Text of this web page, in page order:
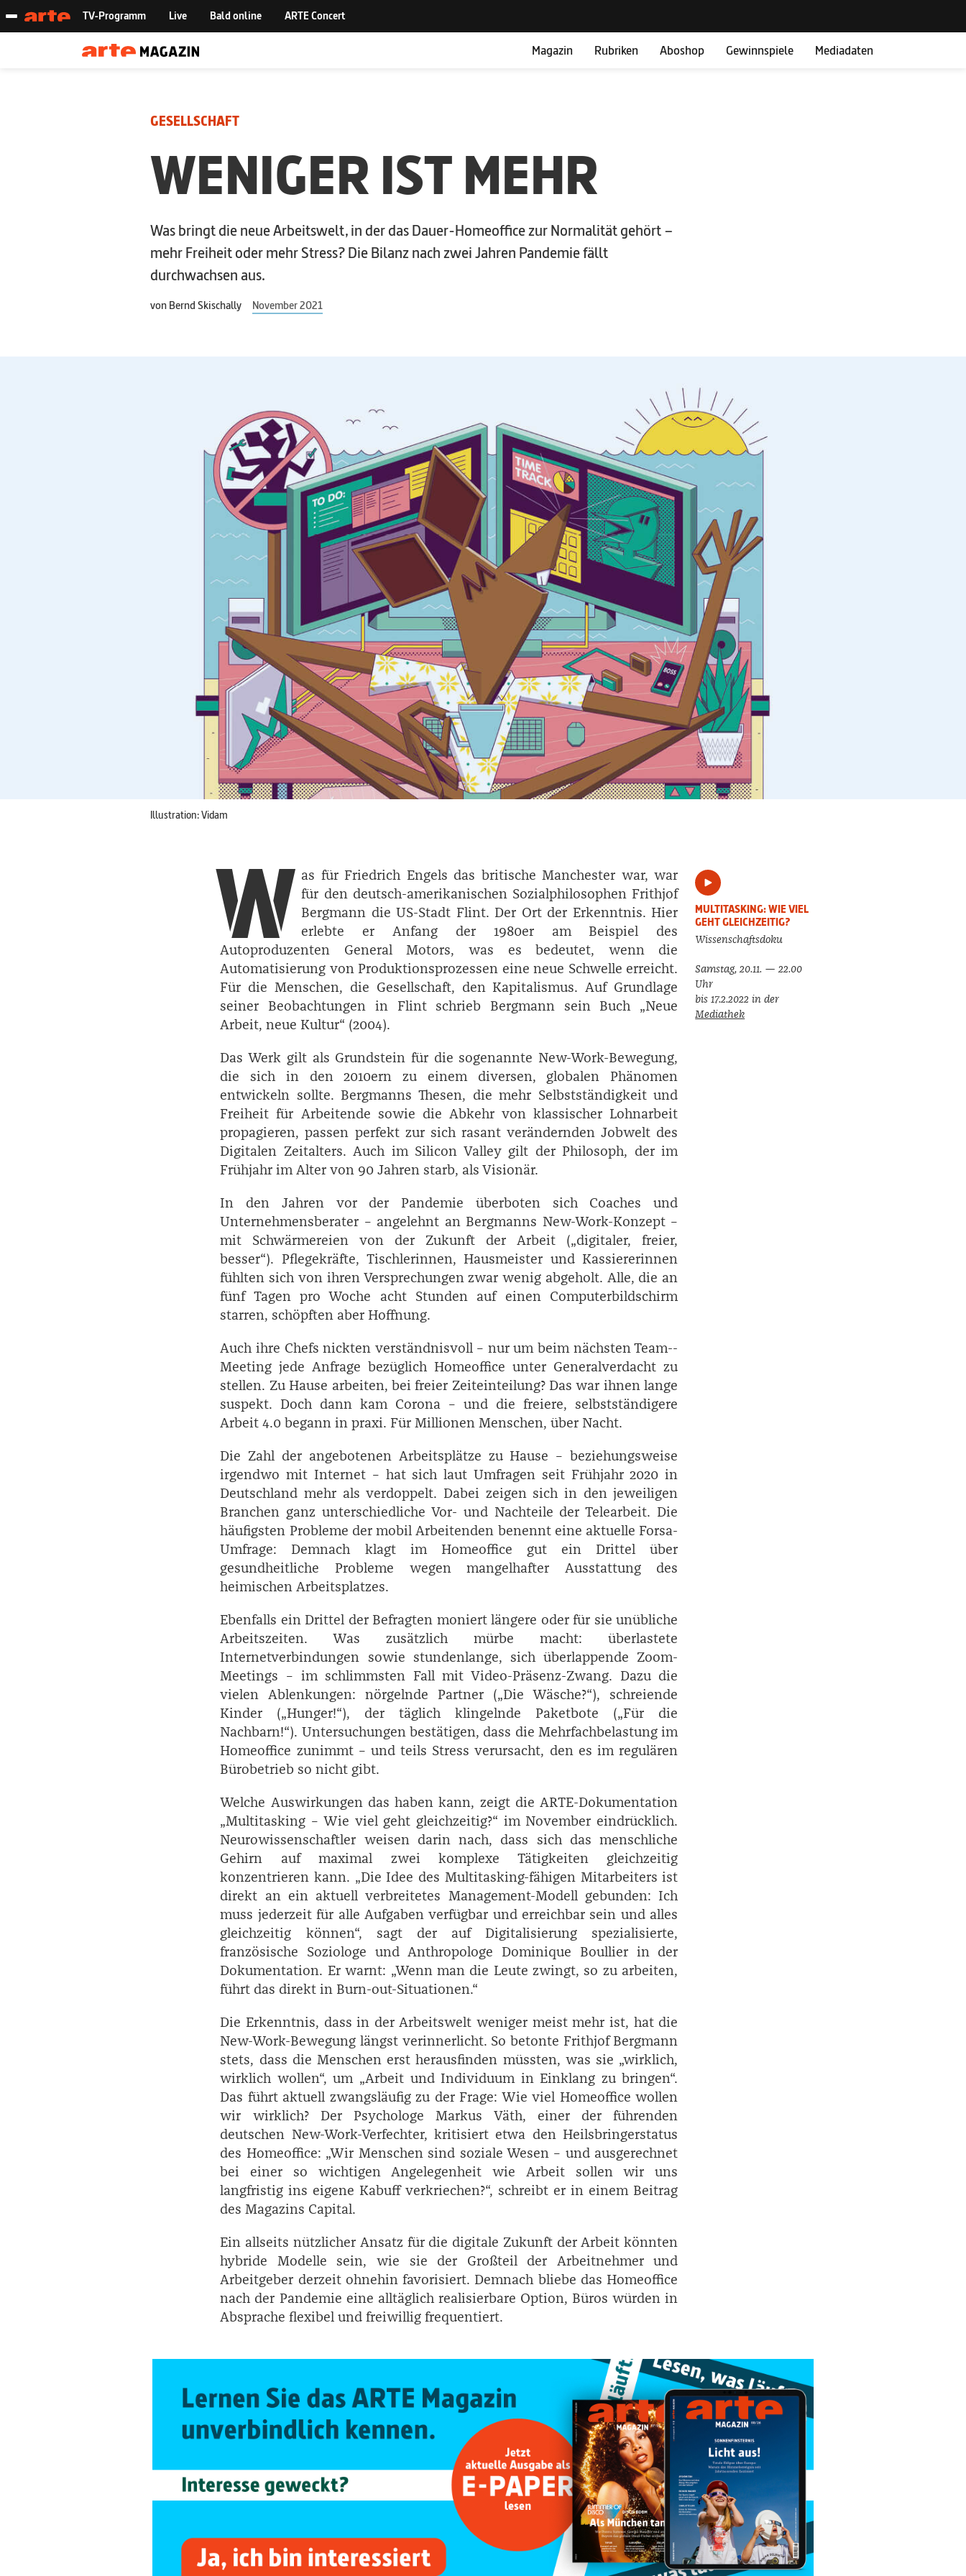
Magazin Rubriken Aboshop Gewinnspiele Mediadaten
GESELLSCHAFT
WENIGER IST MEHR
Was bringt die neue Arbeitswelt, in der das Dauer-­Homeoffice zur Normalität gehört –
mehr Freiheit oder mehr Stress? Die Bilanz nach zwei Jahren Pandemie fällt
durchwachsen aus.
vonBernd Skischally November 2021
Illustration: Vidam
W as für Friedrich Engels das britische Manchester war, war
für den deutsch-amerikanischen Sozialphilosophen ­Frithjof
­Bergmann die US-Stadt Flint. Der Ort der Erkenntnis. Hier
erlebte er Anfang der 1980er am Beispiel des
Autoproduzenten General Motors, was es bedeutet, wenn die
Automatisierung von Produktionsprozessen eine neue Schwelle erreicht.
Für die Menschen, die Gesellschaft, den Kapitalismus. Auf Grundlage
seiner Beobachtungen in Flint schrieb ­Bergmann sein Buch „Neue
Arbeit, neue Kultur“ (2004).
Das Werk gilt als Grundstein für die sogenannte New-Work-Bewegung,
die sich in den 2010ern zu einem diversen, globalen Phänomen
entwickeln sollte. ­Bergmanns Thesen, die mehr Selbstständigkeit und
Freiheit für Arbeitende sowie die Abkehr von klassischer Lohnarbeit
propagieren, passen perfekt zur sich rasant verändernden Jobwelt des
Digitalen Zeitalters. Auch im Silicon Valley gilt der Philosoph, der im
Frühjahr im Alter von 90 Jahren starb, als Visionär.
In den Jahren vor der Pandemie überboten sich Coaches und
Unternehmensberater – angelehnt an ­Bergmanns New-Work-Konzept –
mit Schwärmereien von der Zukunft der Arbeit („digitaler, freier,
besser“). Pflegekräfte, Tischlerinnen, Hausmeister und Kassiererinnen
fühlten sich von ihren Versprechungen zwar wenig abgeholt. Alle, die an
fünf Tagen pro Woche acht Stunden auf einen Computerbildschirm
starren, schöpften aber Hoffnung.
Auch ihre Chefs nickten verständnisvoll – nur um beim nächsten Team-­
Meeting jede Anfrage bezüglich Homeoffice unter Generalverdacht zu
stellen. Zu Hause arbeiten, bei freier Zeiteinteilung? Das war ihnen lange
suspekt. Doch dann kam Corona – und die freiere, selbstständigere
Arbeit 4.0 begann in praxi. Für Millionen Menschen, über Nacht.
Die Zahl der angebotenen Arbeitsplätze zu Hause – beziehungsweise
irgendwo mit Internet – hat sich laut Umfragen seit Frühjahr 2020 in
Deutschland mehr als verdoppelt. Dabei zeigen sich in den jeweiligen
Branchen ganz unterschiedliche Vor- und Nachteile der Telearbeit. Die
häufigsten Probleme der mobil Arbeitenden benennt eine aktuelle Forsa-
Umfrage: Demnach klagt im Home­office gut ein Drittel über
gesundheitliche Probleme wegen mangelhafter Ausstattung des
heimischen Arbeitsplatzes.
Ebenfalls ein Drittel der Befragten moniert längere oder für sie unübliche
Arbeitszeiten. Was zusätzlich mürbe macht: überlastete
Internetverbindungen sowie stundenlange, sich überlappende Zoom-
Meetings – im schlimmsten Fall mit Video-Präsenz-Zwang. Dazu die
vielen Ablenkungen: nörgelnde Partner („Die Wäsche?“), schreiende
Kinder („Hunger!“), der täglich klingelnde Paketbote („Für die
Nachbarn!“). Untersuchungen bestätigen, dass die Mehrfachbelastung im
Homeoffice zunimmt – und teils Stress verursacht, den es im regulären
Bürobetrieb so nicht gibt.
Welche Auswirkungen das haben kann, zeigt die ARTE-­Dokumentation
„­Multitasking – Wie viel geht gleichzeitig?“ im November eindrücklich.
Neurowissenschaftler weisen darin nach, dass sich das menschliche
Gehirn auf maximal zwei komplexe Tätigkeiten gleichzeitig
konzentrieren kann. „Die Idee des Multitasking-­fähigen Mitarbeiters ist
direkt an ein aktuell verbreitetes Management-Modell gebunden: Ich
muss jederzeit für alle Aufgaben verfügbar und erreichbar sein und alles
gleichzeitig können“, sagt der auf Digitalisierung spezialisierte,
französische Soziologe und Anthropologe ­Dominique ­Boullier in der
Dokumentation. Er warnt: „Wenn man die Leute zwingt, so zu arbeiten,
führt das direkt in Burn-out-­Situationen.“
Die Erkenntnis, dass in der Arbeitswelt weniger meist mehr ist, hat die
New-Work-Bewegung längst verinnerlicht. So betonte ­Frithjof ­Bergmann
stets, dass die Menschen erst herausfinden müssten, was sie „wirklich,
wirklich wollen“, um „Arbeit und Individuum in Einklang zu bringen“.
Das führt aktuell zwangsläufig zu der Frage: Wie viel Homeoffice wollen
wir wirklich? Der Psychologe ­Markus Väth, einer der führenden
deutschen New-Work-Verfechter, kritisiert etwa den Heilsbringerstatus
des Homeoffice: „Wir Menschen sind soziale Wesen – und ausgerechnet
bei einer so wichtigen Angelegenheit wie Arbeit sollen wir uns
langfristig ins eigene Kabuff verkriechen?“, schreibt er in einem Beitrag
des Magazins Capital.
Ein allseits nützlicher Ansatz für die digitale Zukunft der Arbeit könnten
hybride Modelle sein, wie sie der Großteil der Arbeitnehmer und
Arbeitgeber derzeit ohnehin favorisiert. Demnach bliebe das Homeoffice
nach der Pandemie eine alltäglich realisierbare Option, Büros würden in
Absprache flexibel und freiwillig frequentiert.
MULTITASKING: WIE VIEL
GEHT GLEICHZEITIG?
Wissenschaftsdoku
Samstag, 20.11. — 22.00
Uhr
bis 17.2.2022 in der
Mediathek